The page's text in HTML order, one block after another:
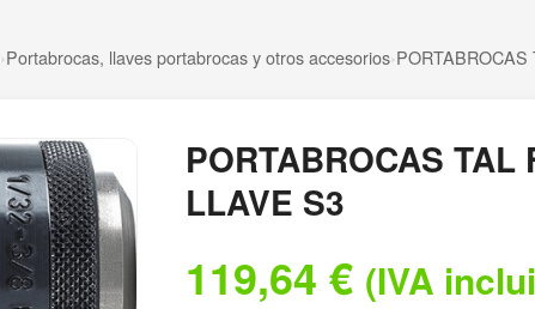
›Portabrocas, llaves portabrocas y otros accesorios›
PORTABROCAS TAL
LLAVE S3
119,64 € (IVA